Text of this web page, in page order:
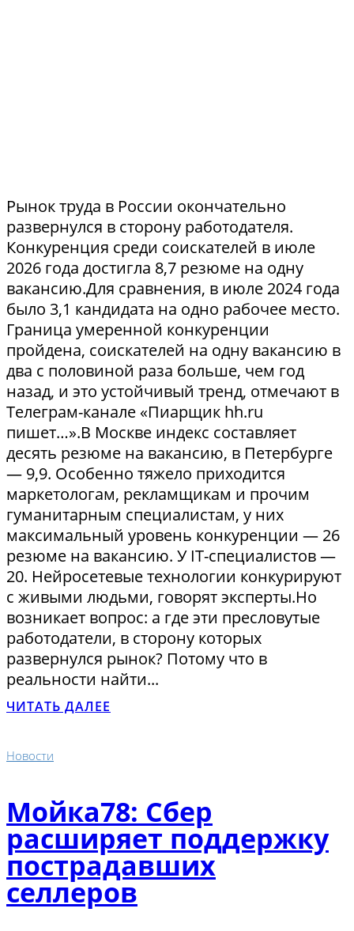
Рынок труда в России окончательно
развернулся в сторону работодателя.
Конкуренция среди соискателей в июле
2026 года достигла 8,7 резюме на одну
вакансию.Для сравнения, в июле 2024 года
было 3,1 кандидата на одно рабочее место.
Граница умеренной конкуренции
пройдена, соискателей на одну вакансию в
два с половиной раза больше, чем год
назад, и это устойчивый тренд, отмечают в
Телеграм-канале «Пиарщик hh.ru
пишет…».В Москве индекс составляет
десять резюме на вакансию, в Петербурге
— 9,9. Особенно тяжело приходится
маркетологам, рекламщикам и прочим
гуманитарным специалистам, у них
максимальный уровень конкуренции — 26
резюме на вакансию. У IT-специалистов —
20. Нейросетевые технологии конкурируют
с живыми людьми, говорят эксперты.Но
возникает вопрос: а где эти пресловутые
работодатели, в сторону которых
развернулся рынок? Потому что в
реальности найти...
ЧИТАТЬ ДАЛЕЕ
Новости
Мойка78: Сбер
расширяет поддержку
пострадавших
селлеров